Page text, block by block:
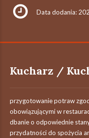
Data dodania:
Kucharz /
przygotowanie potraw
obowiązującymi w
dbanie o odpowiednie
przydatności do spożycia